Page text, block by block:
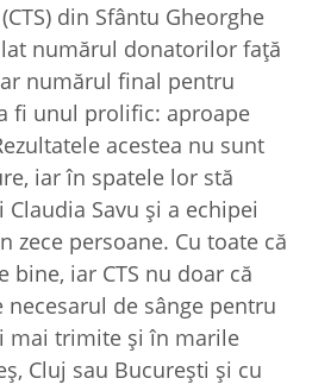
din Sfântu Gheorghe
numărul donatorilor față
numărul final pentru
fi unul prolific: aproape
acestea nu sunt
iar în spatele lor stă
Savu și a echipei
zece persoane. Cu toate că
iar CTS nu doar că
necesarul de sânge pentru
mai trimite și în marile
Cluj sau București și cu